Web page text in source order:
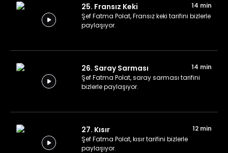
25. Fransız Keki
14 min
Şef Fatma Polat, Fransız keki tarifini bizlerle
paylaşıyor.
26. Saray Sarması
14 min
Şef Fatma Polat, saray sarması tarifini
bizlerle paylaşıyor.
27. Kısır
12 min
Şef Fatma Polat, kısır tarifini bizlerle
paylaşıyor.